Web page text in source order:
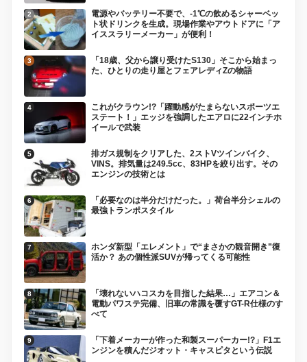
電源やバッテリー不要で、-1℃の飲めるシャーベッ
ト状ドリンクを生成。現場作業やアウトドアに「ア
イススラリーメーカー」が便利！
「18歳、父から譲り受けたS130」そこから始まっ
た、ひとりの走り屋とフェアレディZの物語
これがクラウン!?「躍動感がたまらないスポーツエ
ステート！」エッジを強調したエアロに22インチホ
イールで武装
排ガス規制をクリアした、2ストVツインバイク、
VINS。排気量は249.5cc、83HPを絞り出す。その
エンジンの技術とは
「必要なのは半分だけだった。」荷台半分シェルの
最強トランポスタイル
ホンダ新型「エレメント」で“まさかの観音開き”復
活か？ あの個性派SUVが帰ってくる可能性
「壊れないハコスカを目指した結果…」エアコン＆
電動パワステ完備、旧車の常識を覆すGT-R仕様のす
べて
「下着メーカーが作った和製スーパーカー!?」F1エ
ンジンを積んだジオット・キャスピタという伝説